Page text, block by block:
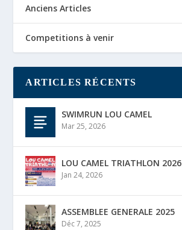
Anciens Articles
Competitions à venir
ARTICLES RÉCENTS
SWIMRUN LOU CAMEL
Mar 25, 2026
LOU CAMEL TRIATHLON 2026
Jan 24, 2026
ASSEMBLEE GENERALE 2025
Déc 7, 2025